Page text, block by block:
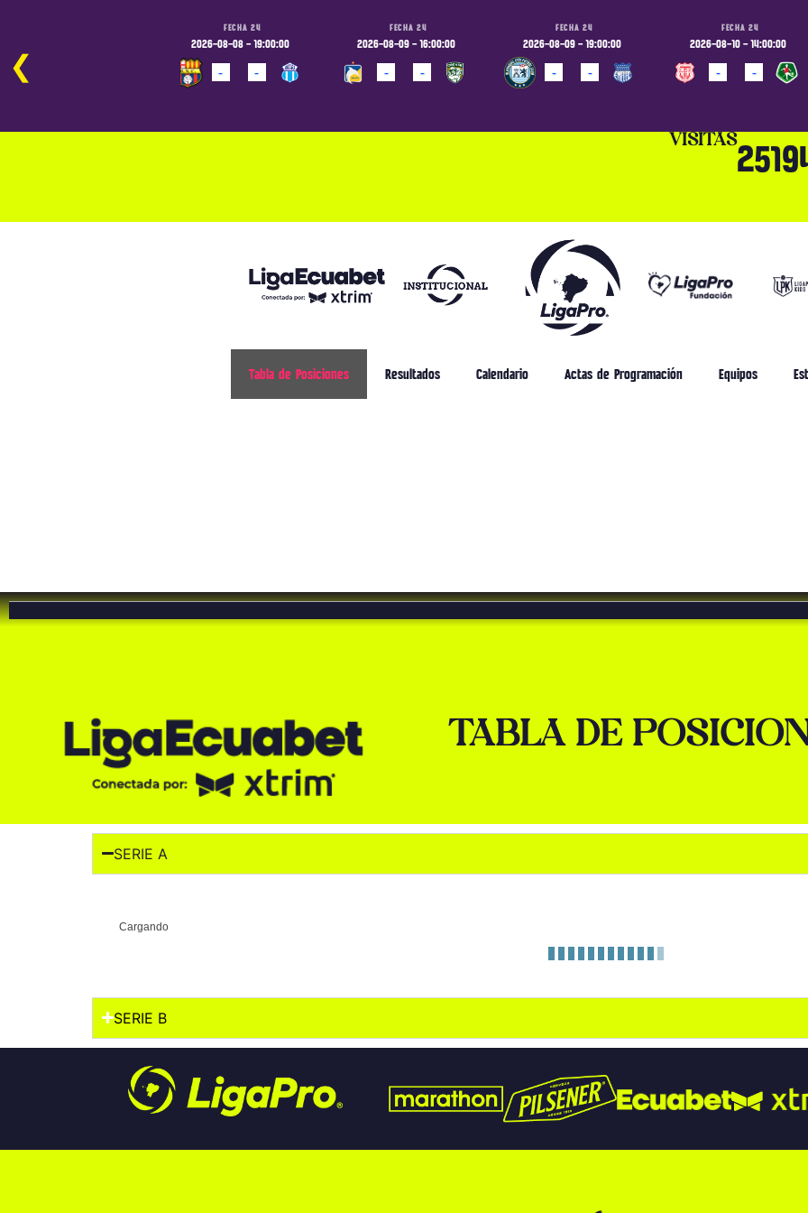
FECHA 24
2026-08-08 - 19:00:00
-
-
FECHA 24
2026-08-09 - 16:00:00
-
-
FECHA 24
2026-08-09 - 19:00:00
-
-
FECHA 24
2026-08-10 - 14:00:00
-
-
❮
VISITAS
Tabla de Posiciones Resultados Calendario Actas de Programación Equipos
TABLA DE
SERIE A
Cargando
SERIE B